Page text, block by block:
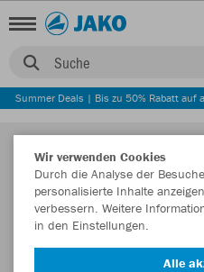
Suche
Summer Deals | Bis zu 50% Rabatt auf
Wir verwenden Cookies
Durch die Analyse der
personalisierte Inhalte
verbessern. Weitere
in den Einstellungen.
Alle